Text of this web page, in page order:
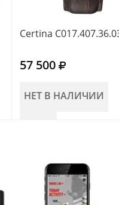
Certina
57 500
НЕТ В НАЛИЧИИ